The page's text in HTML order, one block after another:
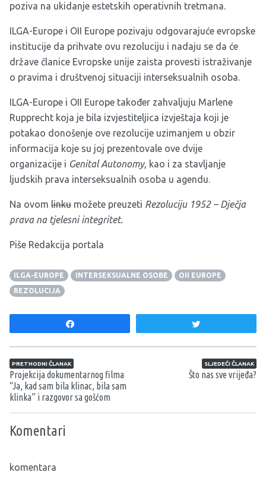
poziva na ukidanje estetskih operativnih tretmana.
ILGA-Europe i OII Europe pozivaju odgovarajuće evropske
institucije da prihvate ovu rezoluciju i nadaju se da će
države članice Evropske unije zaista provesti istraživanje
o pravima i društvenoj situaciji interseksualnih osoba.
ILGA-Europe i OII Europe također zahvaljuju Marlene
Rupprecht koja je bila izvjestiteljica izvještaja koji je
potakao donošenje ove rezolucije uzimanjem u obzir
informacija koje su joj prezentovale ove dvije
organizacije i Genital Autonomy, kao i za stavljanje
ljudskih prava interseksualnih osoba u agendu.
Na ovom linku možete preuzeti Rezoluciju 1952 – Dječja
prava na tjelesni integritet.
Piše Redakcija portala
ILGA-EUROPE INTERSEKSUALNE OSOBE
OII EUROPE
REZOLUCIJA
Navigacija članaka
PRETHODNI ČLANAK
Projekcija dokumentarnog filma
“Ja, kad sam bila klinac, bila sam
klinka” i razgovor sa gošćom
SLJEDEĆI ČLANAK
Što nas sve vrijeđa?
Komentari
komentara